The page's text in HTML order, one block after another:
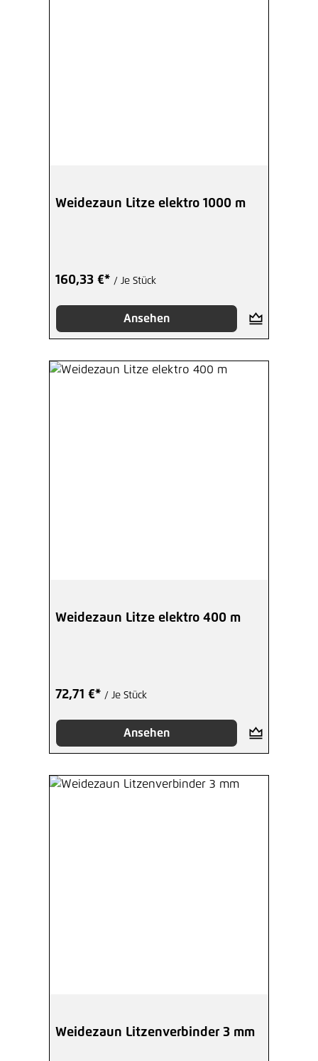
Weidezaun Litze elektro 1000 m
160,33 €* / Je Stück
Ansehen
Weidezaun Litze elektro 400 m
72,71 €* / Je Stück
Ansehen
Weidezaun Litzenverbinder 3 mm